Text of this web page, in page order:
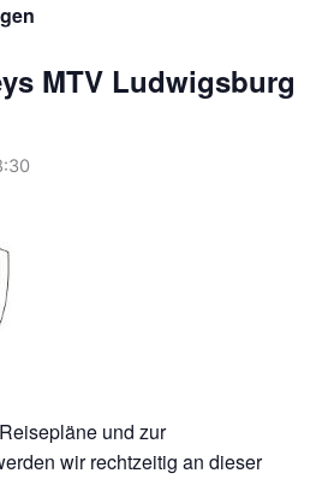
MTV Ludwigsburg
und zur
wir rechtzeitig an dieser